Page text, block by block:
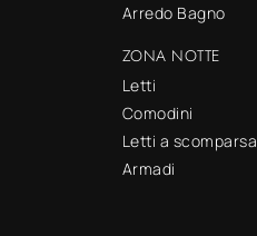
Arredo Bagno
ZONA NOTTE
Letti
Comodini
Letti a scomparsa
Armadi